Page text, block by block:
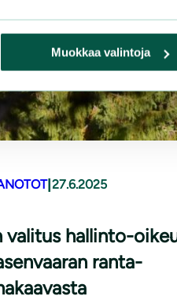
Muokkaa valintoja
| 27.6.2025
valitus hallinto-
ranta-